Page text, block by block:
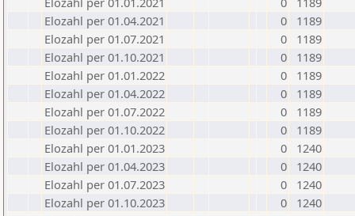
Elozahl per 01.04.2021
0
1189
Elozahl per 01.07.2021
0
1189
Elozahl per 01.10.2021
0
1189
Elozahl per 01.01.2022
0
1189
Elozahl per 01.04.2022
0
1189
Elozahl per 01.07.2022
0
1189
Elozahl per 01.10.2022
0
1189
Elozahl per 01.01.2023
0
1240
Elozahl per 01.04.2023
0
1240
Elozahl per 01.07.2023
0
1240
Elozahl per 01.10.2023
0
1240